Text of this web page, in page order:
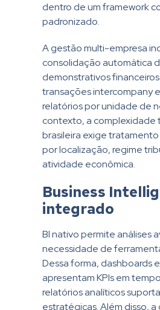
dentro de um framework
padronizado.
A gestão multi-empresa
consolidação automática
demonstrativos
transações intercompany
relatórios por unidade de
contexto, a complexidade
brasileira exige
por localização, regime
atividade econômica.
Business
integrado
BI nativo permite análises
necessidade de
Dessa forma, dashboards
apresentam KPIs em
relatórios analíticos
estratégicas. Além disso,